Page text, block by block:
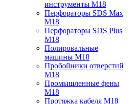
инструменты M18
Перфораторы SDS Max
M18
Перфораторы SDS Plus
M18
Полировальные
машины M18
Пробойники отверстий
M18
Промышленные фены
M18
Протяжка кабеля M18